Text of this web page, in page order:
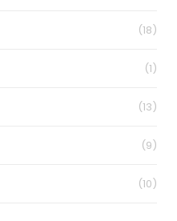
(18)
(1)
(13)
(9)
(10)